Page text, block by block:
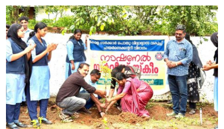
Entertainment
Health
Obituary
Sports
Travel & Tourism
Technology